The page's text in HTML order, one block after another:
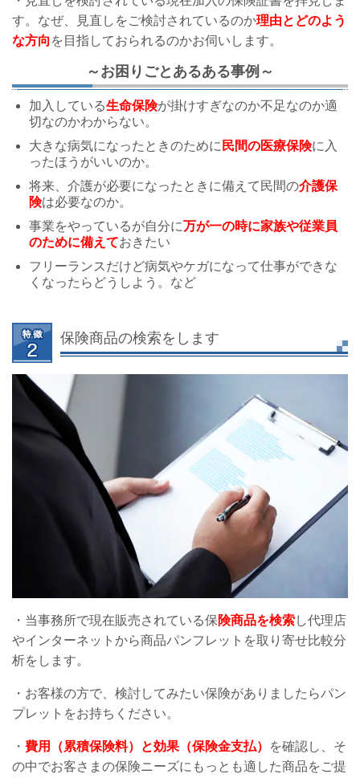
す。なぜ、見直しをご検討されているのか理由とどのよう
な方向 を目指しておられるのかお伺いします。
～お困りごとあるある事例～
加入している生命保険が掛けすぎなのか不足なのか適
切なのかわからない。
大きな病気になったときのために 民間の医療保険に入
ったほうがいいのか。
将来、介護が必要になったときに備えて民間の介護保
険は必要なのか。
事業をやっているが自分に万が一の時に家族や従業員
のために備えておきたい
フリーランスだけど病気やケガになって仕事ができな
くなったらどうしよう。など
保険商品の検索をします
・当事務所で現在販売されている保険商品を検索し代理店
やインターネットから商品パンフレットを取り寄せ比較分
析をします。
・お客様の方で、検討してみたい保険がありましたらパン
プレットをお持ちください。
・ 費用（累積保険料）と効果（保険金支払）
を確認し、そ
の中でお客さまの保険ニーズにもっとも適した商品をご提